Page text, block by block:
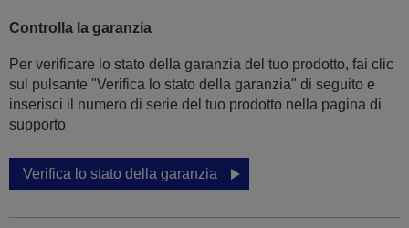
Controlla la garanzia
Per verificare lo stato della garanzia del tuo prodotto, fai clic
sul pulsante "Verifica lo stato della garanzia" di seguito e
inserisci il numero di serie del tuo prodotto nella pagina di
supporto
Verifica lo stato della garanzia